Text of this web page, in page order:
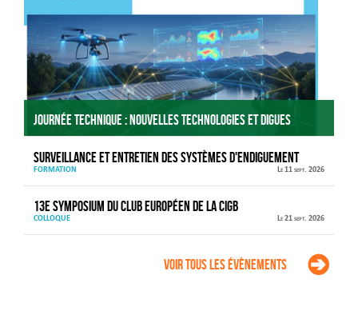
Journée technique : Nouvelles technologies et digues
Surveillance et entretien des systèmes d'endiguement
FORMATION Le 11 sept. 2026
13e Symposium du Club européen de la CIGB
COLLOQUE Le 21 sept. 2026
Voir tous les évènements